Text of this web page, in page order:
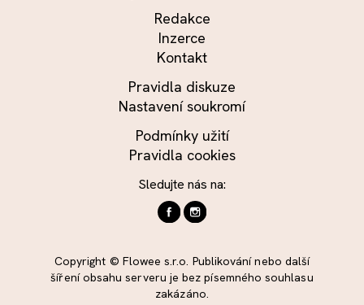
Redakce
Inzerce
Kontakt
Pravidla diskuze
Nastavení soukromí
Podmínky užití
Pravidla cookies
Sledujte nás na:
Copyright © Flowee s.r.o. Publikování nebo další
šíření obsahu serveru je bez písemného souhlasu
zakázáno.